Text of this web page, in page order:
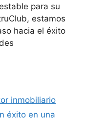
para su
estamos
hacia el éxito
inmobiliario
éxito en una